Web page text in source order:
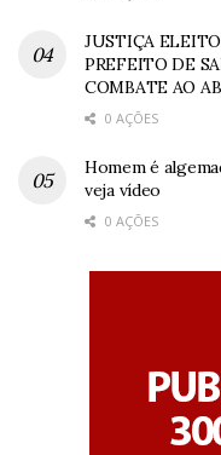
JUSTIÇA
PREFEITO DE
COMBATE AO
0 AÇÕES
Homem é
veja vídeo
0 AÇÕES